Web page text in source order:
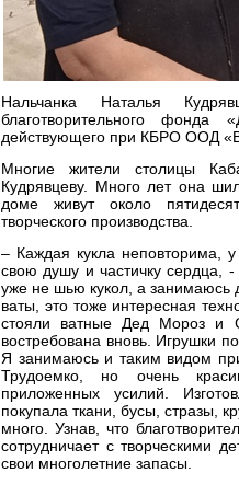
Нальчанка Наталья
благотворительного фонда
действующего при КБРО ООД
Многие жители столицы
Кудрявцеву. Много лет она
доме живут около
творческого производства.
– Каждая кукла неповторима,
свою душу и частичку сердца,
уже не шью кукол, а занимаюсь
ваты, это тоже интересная
стояли ватные Дед Мороз и
востребована вновь. Игрушки
Я занимаюсь и таким видом
Трудоемко, но очень
приложенных усилий.
покупала ткани, бусы, стразы,
много. Узнав, что
сотрудничает с творческими
свои многолетние запасы.